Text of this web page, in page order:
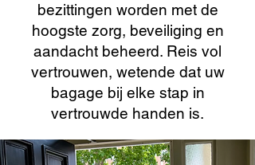
bezittingen worden met de
hoogste zorg, beveiliging en
aandacht beheerd. Reis vol
vertrouwen, wetende dat uw
bagage bij elke stap in
vertrouwde handen is.